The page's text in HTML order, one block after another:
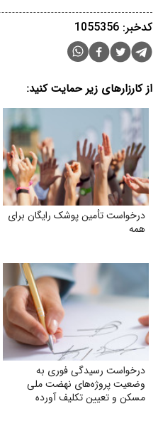
کدخبر: 1055356
از کارزارهای زیر حمایت کنید:
درخواست تأمین پوشک رایگان برای
همه
درخواست رسیدگی فوری به
وضعیت پروژه‌های نهضت ملی
مسکن و تعیین تکلیف آورده